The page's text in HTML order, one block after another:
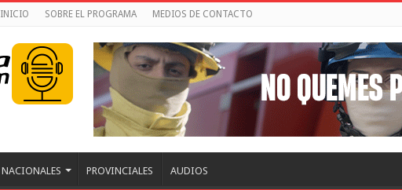
INICIO SOBRE EL PROGRAMA MEDIOS DE CONTACTO
NACIONALES PROVINCIALES AUDIOS